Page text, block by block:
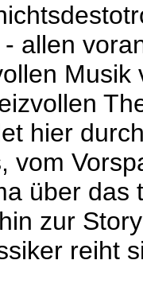
allen
hier
vom
über das
zur
reiht